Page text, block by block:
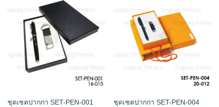
ชุดเซตปากกา SET-PEN-001 ชุดเซตปากกา SET-PEN-004